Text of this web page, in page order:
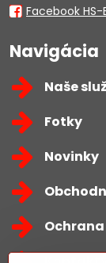
Facebook HS-
Navigácia
Naše
Fotky
Novinky
Ochrana